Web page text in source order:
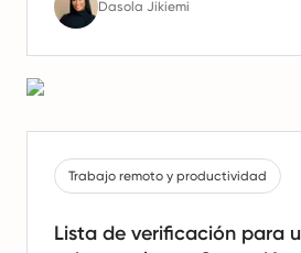
Dasola Jikiemi
Trabajo remoto y productividad
Lista de verificación para